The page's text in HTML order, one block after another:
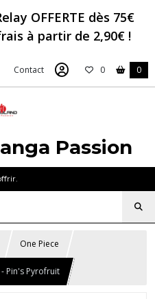
OFFERTE dès 75€
à partir de 2,90€ !
Contact 0 0
Passion
One Piece
- Pin's Pyrofruit